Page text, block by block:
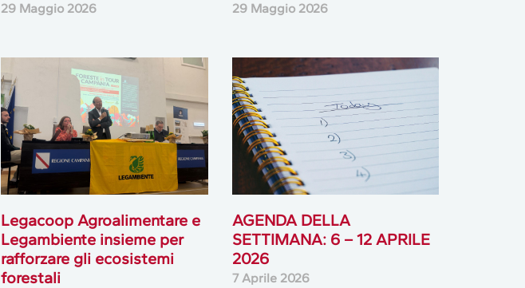
29 Maggio 2026 29 Maggio 2026
Legacoop Agroalimentare e
Legambiente insieme per
rafforzare gli ecosistemi
forestali
AGENDA DELLA
SETTIMANA: 6 – 12 APRILE
2026
7 Aprile 2026